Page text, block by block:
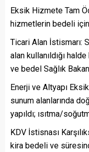
Eksik Hizmete Tam
hizmetlerin bedeli
Ticari Alan İstismarı:
alan kullanıldığı
ve bedel Sağlık
Enerji ve Altyapı
sunum alanlarında
yapıldı; ısıtma/
KDV İstisnası
kira bedeli ve